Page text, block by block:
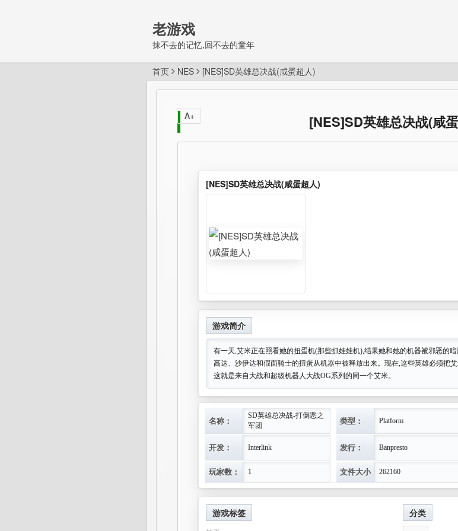
老游戏
抹不去的记忆,回不去的童年
首页 NES [NES]SD英雄总决战(咸蛋超人)
[NES]SD英雄总决战(咸
[NES]SD英雄总决战(咸蛋超人)
游戏简介
有一天,艾米正在照看她的扭蛋机(那些抓娃娃机),结果她和她的机器被邪恶的
高达、沙伊达和假面骑士的扭蛋从机器中被释放出来。现在,这些英雄必须把艾
这就是来自大战和超级机器人大战OG系列的同一个艾米。
名称：
SD英雄总决战-打倒恶之
军团
类型： Platform
开发： Interlink 发行： Banpresto
玩家数： 1 文件大小： 262160
游戏标签 分类
A+